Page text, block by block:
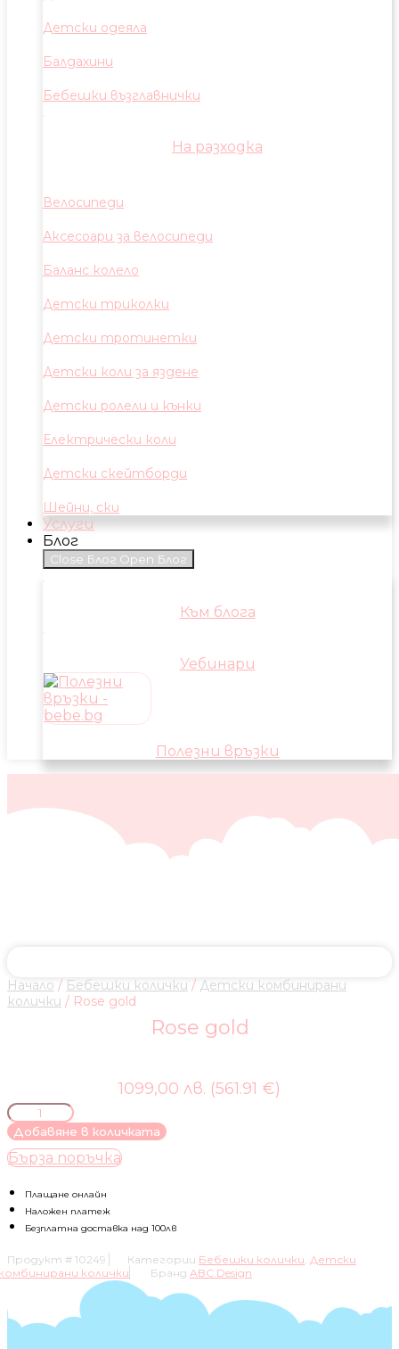
Детски одеяла
Балдахини
Бебешки възглавнички
На разходка
Велосипеди
Аксесоари за велосипеди
Баланс колело
Детски триколки
Детски тротинетки
Детски коли за яздене
Детски ролели и кънки
Електрически коли
Детски скейтборди
Шейни, ски
Услуги
Блог
Close Блог Open Блог
Към блога
Уебинари
Полезни връзки
Начало / Бебешки колички / Детски комбинирани
колички / Rose gold
Rose gold
1099,00 лв. (561.91 €)
количество
за
Rose
gold
Добавяне в количката
Бърза поръчка
Плащане онлайн
Наложен платеж
Безплатна доставка над 100лв
Продукт # 10249 Категории Бебешки колички, Детски
колички
Бранд ABC Design